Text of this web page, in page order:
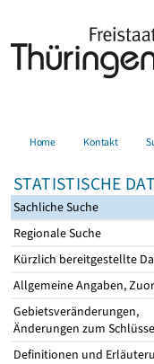
Home Kontakt
STATISTISCHE
Sachliche Suche
Regionale Suche
Kürzlich bereitgestellte
Allgemeine Angaben,
Gebietsveränderungen,
Änderungen zum
Definitionen und